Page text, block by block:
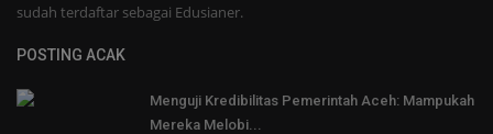
sudah terdaftar sebagai Edusianer.
POSTING ACAK
Menguji Kredibilitas Pemerintah Aceh: Mampukah
Mereka Melobi...